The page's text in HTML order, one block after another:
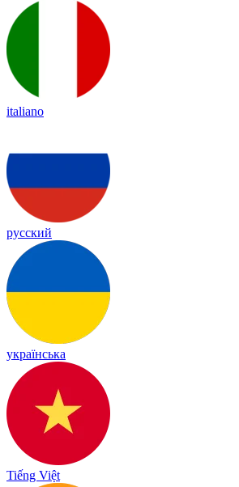
italiano
русский
українська
Tiếng Việt